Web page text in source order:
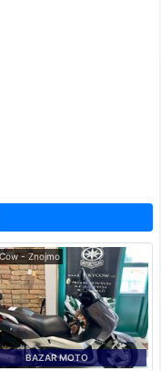
- Znojmo
BAZAR MOTO